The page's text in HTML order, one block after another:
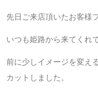
先日ご来店頂いたお客様
いつも姫路から来てくれ
前に少しイメージを変え
カットしました。